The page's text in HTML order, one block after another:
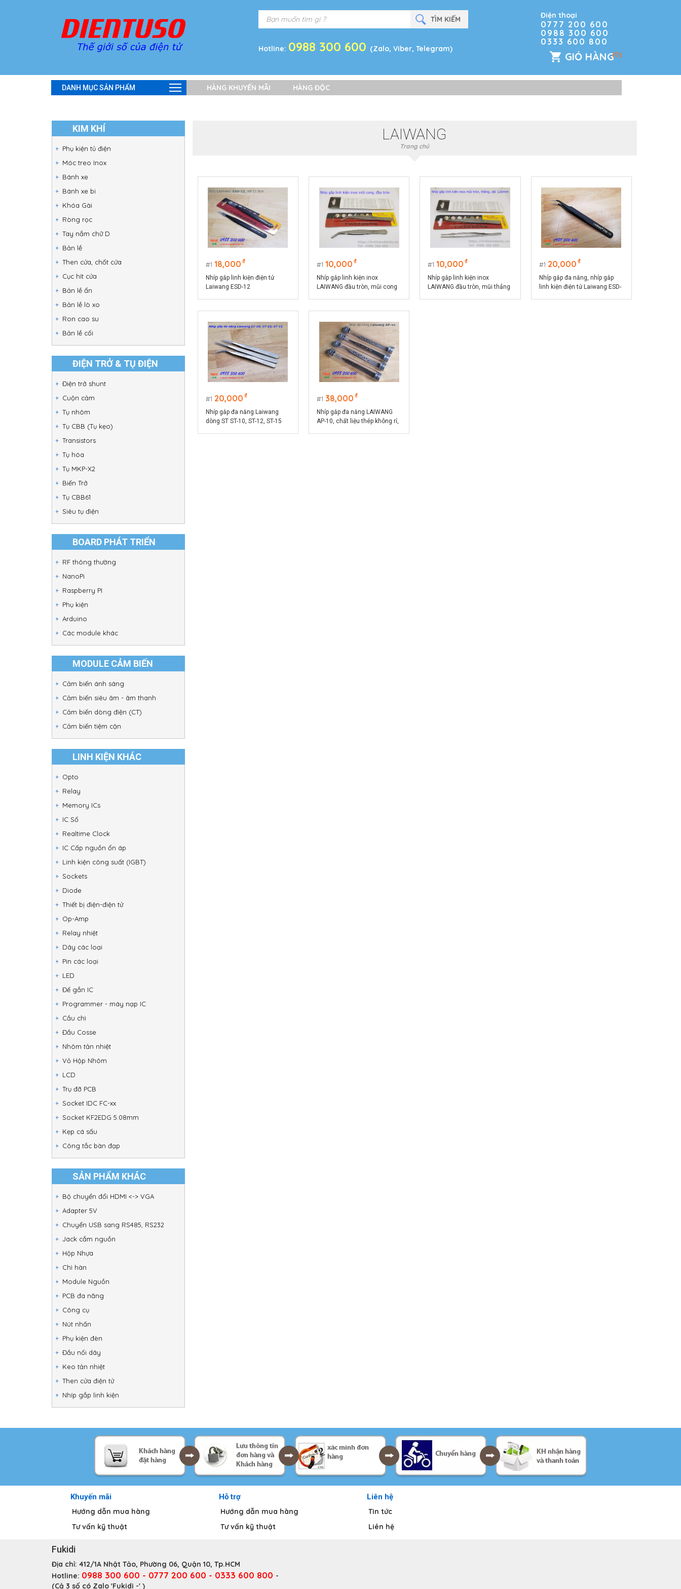
Hotline: 0988 300 600 (Zalo, Viber, Telegram)
Điện thoại
0777 200 600
0988 300 600
0333 600 800
GIỎ HÀNG(0)
DANH MỤC SẢN PHẨM HÀNG KHUYẾN MÃI HÀNG ĐỘC
KIM KHÍ
Phụ kiện tủ điện
Móc treo Inox
Bánh xe
Bánh xe bi
Khóa Gài
Ròng rọc
Tay nắm chữ D
Bản lề
Then cửa, chốt cửa
Cục hít cửa
Bản lề ẩn
Bản lề lò xo
Ron cao su
Bản lề cối
ĐIỆN TRỞ & TỤ ĐIỆN
Điện trở shunt
Cuộn cảm
Tụ nhôm
Tụ CBB (Tụ kẹo)
Transistors
Tụ hóa
Tụ MKP-X2
Biến Trở
Tụ CBB61
Siêu tụ điện
BOARD PHÁT TRIỂN
RF thông thường
NanoPi
Raspberry PI
Phụ kiện
Arduino
Các module khác
MODULE CẢM BIẾN
Cảm biến ánh sáng
Cảm biến siêu âm - âm thanh
Cảm biến dòng điện (CT)
Cảm biến tiệm cận
LINH KIỆN KHÁC
Opto
Relay
Memory ICs
IC Số
Realtime Clock
IC Cấp nguồn ổn áp
Linh kiện công suất (IGBT)
Sockets
Diode
Thiết bị điện-điện tử
Op-Amp
Relay nhiệt
Dây các loại
Pin các loại
LED
Đế gắn IC
Programmer - máy nạp IC
Cầu chì
Đầu Cosse
Nhôm tản nhiệt
Vỏ Hộp Nhôm
LCD
Trụ đỡ PCB
Socket IDC FC-xx
Socket KF2EDG 5.08mm
Kẹp cá sấu
Công tắc bàn đạp
SẢN PHẨM KHÁC
Bộ chuyển đổi HDMI <-> VGA
Adapter 5V
Chuyển USB sang RS485, RS232
Jack cắm nguồn
Hộp Nhựa
Chì hàn
Module Nguồn
PCB đa năng
Công cụ
Nút nhấn
Phụ kiện đèn
Đầu nối dây
Keo tản nhiệt
Then cửa điện tử
Nhíp gắp linh kiện
LAIWANG
Trang chủ
1 18,000 ₫
Nhíp gắp linh kiện điện tử
Laiwang ESD-12
1 10,000 ₫
Nhíp gắp linh kiện inox
LAIWANG đầu tròn, mũi cong
1 10,000 ₫
Nhíp gắp linh kiện inox
LAIWANG đầu tròn, mũi thẳng
1 20,000 ₫
Nhíp gắp đa năng, nhíp gắp
linh kiện điện tử Laiwang ESD-
1 20,000 ₫
Nhíp gắp đa năng Laiwang
dòng ST ST-10, ST-12, ST-15
1 38,000 ₫
Nhíp gắp đa năng LAIWANG
AP-10, chất liệu thép không rỉ,
Khuyến mãi
Hướng dẫn mua hàng
Tư vấn kỹ thuật
Hỗ trợ
Hướng dẫn mua hàng
Tư vấn kỹ thuật
Liên hệ
Tin tức
Liên hệ
Fukidi
Địa chỉ: 412/1A Nhật Tảo, Phường 06, Quận 10, Tp.HCM
Hotline: 0988 300 600 - 0777 200 600 - 0333 600 800 -
(Cả 3 số có Zalo 'Fukidi -' )